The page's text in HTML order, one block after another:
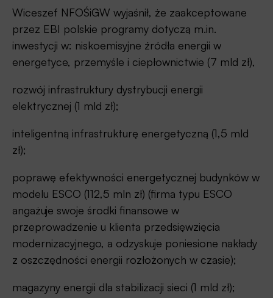
Wiceszef NFOŚiGW wyjaśnił, że zaakceptowane
przez EBI polskie programy dotyczą m.in.
inwestycji w: niskoemisyjne źródła energii w
energetyce, przemyśle i ciepłownictwie (7 mld zł),
rozwój infrastruktury dystrybucji energii
elektrycznej (1 mld zł);
inteligentną infrastrukturę energetyczną (1,5 mld
zł);
poprawę efektywności energetycznej budynków w
modelu ESCO (112,5 mln zł) (firma typu ESCO
angażuje swoje środki finansowe w
przeprowadzenie u klienta przedsięwzięcia
modernizacyjnego, a odzyskuje poniesione nakłady
z oszczędności energii rozłożonych w czasie);
magazyny energii dla stabilizacji sieci (1 mld zł);